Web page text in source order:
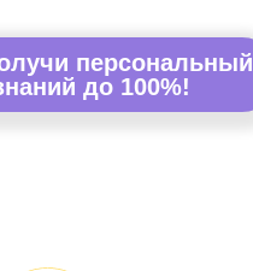
персональный
до 100%!